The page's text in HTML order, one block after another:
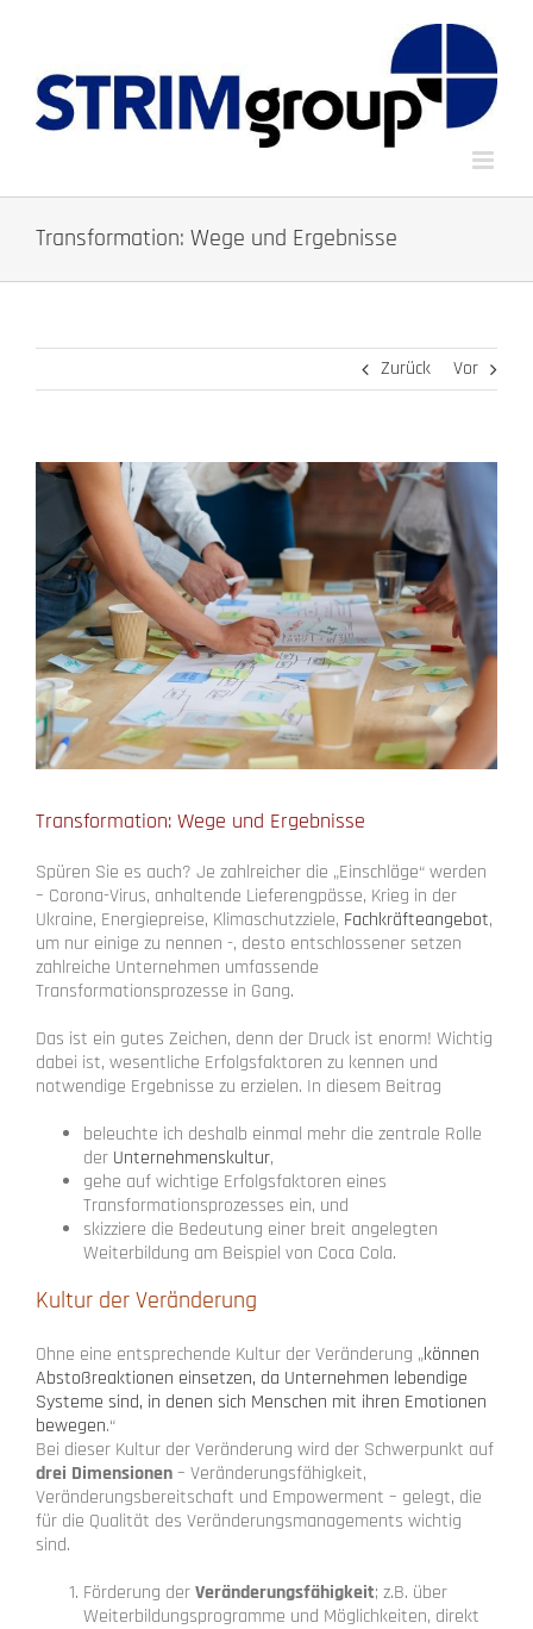
Transformation: Wege und Ergebnisse
Zurück Vor
Transformation: Wege und Ergebnisse
Spüren Sie es auch? Je zahlreicher die „Einschläge“ werden
– Corona-Virus, anhaltende Lieferengpässe, Krieg in der
Ukraine, Energiepreise, Klimaschutzziele, Fachkräfteangebot,
um nur einige zu nennen -, desto entschlossener setzen
zahlreiche Unternehmen umfassende
Transformationsprozesse in Gang.
Das ist ein gutes Zeichen, denn der Druck ist enorm! Wichtig
dabei ist, wesentliche Erfolgsfaktoren zu kennen und
notwendige Ergebnisse zu erzielen. In diesem Beitrag
beleuchte ich deshalb einmal mehr die zentrale Rolle
der Unternehmenskultur,
gehe auf wichtige Erfolgsfaktoren eines
Transformationsprozesses ein, und
skizziere die Bedeutung einer breit angelegten
Weiterbildung am Beispiel von Coca Cola.
Kultur der Veränderung
Ohne eine entsprechende Kultur der Veränderung „können
Abstoßreaktionen einsetzen, da Unternehmen lebendige
Systeme sind, in denen sich Menschen mit ihren Emotionen
bewegen.“
Bei dieser Kultur der Veränderung wird der Schwerpunkt auf
drei Dimensionen– Veränderungsfähigkeit,
Veränderungsbereitschaft und Empowerment – gelegt, die
für die Qualität des Veränderungsmanagements wichtig
sind.
Förderung derVeränderungsfähigkeit; z.B. über
Weiterbildungsprogramme und Möglichkeiten, direkt